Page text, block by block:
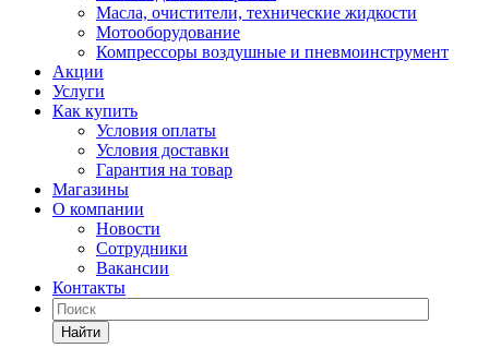
Масла, очистители, технические жидкости
Мотооборудование
Компрессоры воздушные и пневмоинструмент
Акции
Услуги
Как купить
Условия оплаты
Условия доставки
Гарантия на товар
Магазины
О компании
Новости
Сотрудники
Вакансии
Контакты
Найти